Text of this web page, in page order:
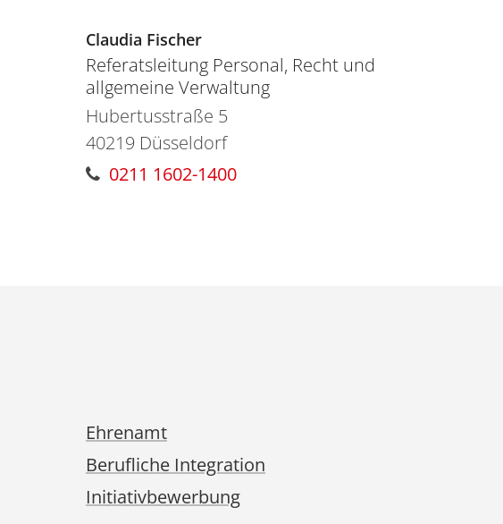
Claudia Fischer
Referatsleitung Personal, Recht und
allgemeine Verwaltung
Hubertusstraße 5
40219 Düsseldorf
0211 1602-1400
Ehrenamt
Berufliche Integration
Initiativbewerbung